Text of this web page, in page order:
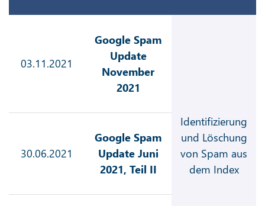
03.11.2021
Google Spam
Update
November
2021
Identifizierung
und Löschung
von Spam aus
dem Index
30.06.2021
Google Spam
Update Juni
2021, Teil II